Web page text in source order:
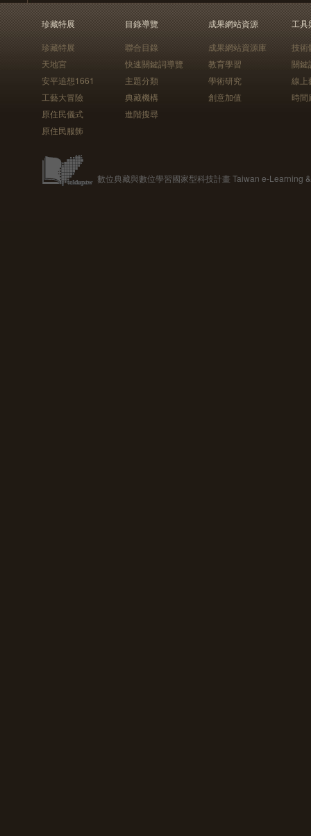
珍藏特展
珍藏特展
天地宮
安平追想1661
工藝大冒險
原住民儀式
原住民服飾
目錄導覽
聯合目錄
快速關鍵詞導覽
主題分類
典藏機構
進階搜尋
成果網站資源
成果網站資源庫
教育學習
學術研究
創意加值
工具
技術
關鍵
線上
時間
數位典藏與數位學習國家型科技計畫 Taiwan e-Learning